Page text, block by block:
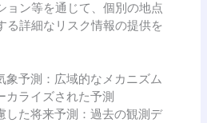
ョン等を通じて、個別の地点
る詳細なリスク情報の提供を
象予測：広域的なメカニズム
カライズされた予測
した将来予測：過去の観測デ